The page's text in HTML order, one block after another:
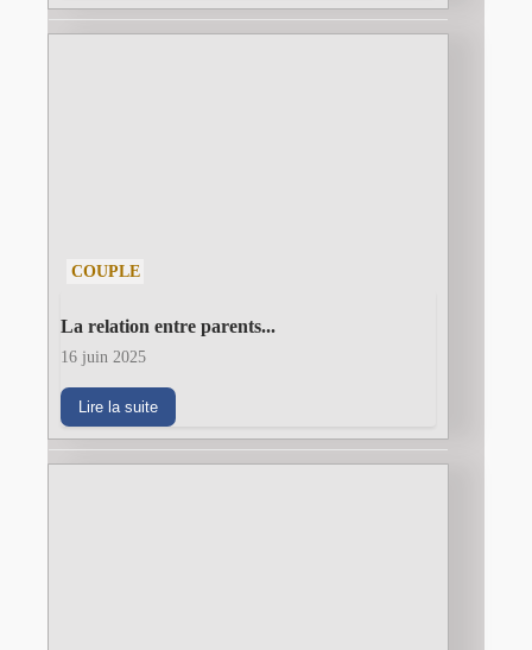
COUPLE
La relation entre parents...
16 juin 2025
Lire la suite